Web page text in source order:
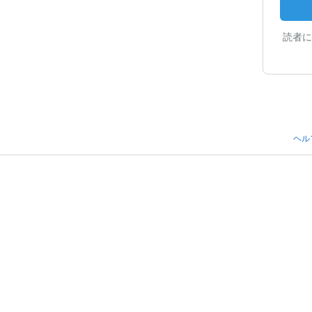
読者
ヘル